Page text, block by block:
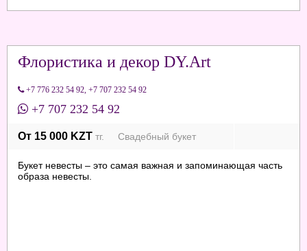
Флористика и декор DY.Art
+7 776 232 54 92 +7 707 232 54 92
+7 707 232 54 92
От 15 000 KZT тг. Свадебный букет
Букет невесты – это самая важная и запоминающая часть
образа невесты.